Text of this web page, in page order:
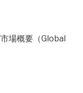
場概要（Global